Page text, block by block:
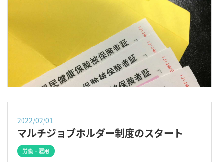
2022/02/01
マルチジョブホルダー制度のスタート
労働・雇用